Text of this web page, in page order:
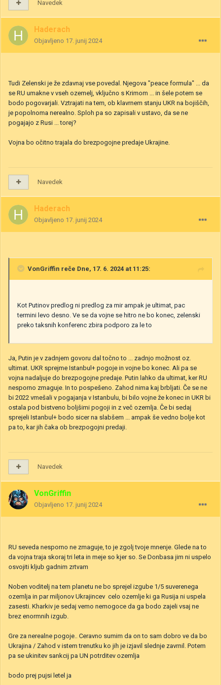
Navedek
Haderach
Objavljeno 17. junij 2024
Tudi Zelenski je že zdavnaj vse povedal. Njegova "peace formula" ... da
se RU umakne v vseh ozemelj, vključno s Krimom ... in šele potem se
bodo pogovarjali. Vztrajati na tem, ob klavrnem stanju UKR na bojiščih,
je popolnoma nerealno. Sploh pa so zapisali v ustavo, da se ne
pogajajo z Rusi ... torej?
Vojna bo očitno trajala do brezpogojne predaje Ukrajine.
Navedek
Haderach
Objavljeno 17. junij 2024
VonGriffin reče Dne, 17. 6. 2024 at 11:25:
Kot Putinov predlog ni predlog za mir ampak je ultimat, pac
termini levo desno. Ve se da vojne se hitro ne bo konec, zelenski
preko taksnih konferenc zbira podporo za le to
Ja, Putin je v zadnjem govoru dal točno to ... zadnjo možnost oz.
ultimat. UKR sprejme Istanbul+ pogoje in vojne bo konec. Ali pa se
vojna nadaljuje do brezpogojne predaje. Putin lahko da ultimat, ker RU
nesporno zmaguje. In to pospešeno. Zahod nima kaj brbljati. Če se ne
bi 2022 vmešali v pogajanja v Istanbulu, bi bilo vojne že konec in UKR bi
ostala pod bistveno boljšimi pogoji in z več ozemlja. Če bi sedaj
sprejeli Istanbul+ bodo sicer na slabšem ... ampak še vedno bolje kot
pa to, kar jih čaka ob brezpogojni predaji.
Navedek
VonGriffin
Objavljeno 17. junij 2024
RU seveda nesporno ne zmaguje, to je zgolj tvoje mnenje. Glede na to
da vojna traja skoraj tri leta in meje so kjer so. Se Donbasa jim ni uspelo
osvojiti kljub gadnim zrtvam
Noben voditelj na tem planetu ne bo sprejel izgube 1/5 suverenega
ozemlja in par miljonov Ukrajincev celo ozemlje ki ga Rusija ni uspela
zasesti. Kharkiv je sedaj vemo nemogoce da ga bodo zajeli vsaj ne
brez enormnih izgub.
Gre za nerealne pogoje.. Ceravno sumim da on to sam dobro ve da bo
Ukrajina / Zahod v istem trenutku ko jih je izjavil slednje zavrnil. Potem
pa se ukinitev sankcij pa UN potrditev ozemlja
bodo prej pujsi letel ja